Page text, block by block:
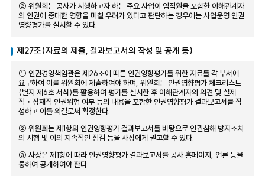
② 위원회는 공사가 시행하고자 하는 주요 사업이 임직원을 포함한 이해관계자
의 인권에 중대한 영향을 미칠 우려가 있다고 판단하는 경우에는 사업운영 인권
영향평가를 실시할 수 있다.
제27조(자료의 제출, 결과보고서의 작성 및 공개 등)
① 인권경영책임관은 제26조에 따른 인권영향평가를 위한 자료를 각 부서에
요구하여 이를 위원회에 제출하여야 하며, 위원회는 인권영향평가 체크리스트
(별지 제6호 서식)를 활용하여 평가를 실시한 후 이해관계자의 의견 및 실제
적‧잠재적 인권위험 여부 등의 내용을 포함한 인권영향평가 결과보고서를 작
성하고 이를 의결로써 확정한다.
② 위원회는 제1항의 인권영향평가 결과보고서를 바탕으로 인권침해 방지조치
의 시행 및 이의 지속적인 점검 등을 사장에게 권고할 수 있다.
③ 사장은 제1항에 따라 인권영향평가 결과보고서를 공사 홈페이지, 언론 등을
통하여 공개하여야 한다.